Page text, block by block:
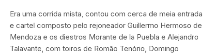
Era uma corrida mista, contou com cerca de meia entrada
e cartel composto pelo rejoneador Guillermo Hermoso de
Mendoza e os diestros Morante de la Puebla e Alejandro
Talavante, com toiros de Romão Tenório, Domingo